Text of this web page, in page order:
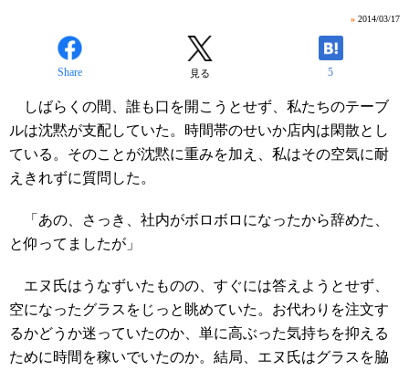
» 2014/03/17
Share 見る 5
しばらくの間、誰も口を開こうとせず、私たちのテーブ
ルは沈黙が支配していた。時間帯のせいか店内は閑散とし
ている。そのことが沈黙に重みを加え、私はその空気に耐
えきれずに質問した。
「あの、さっき、社内がボロボロになったから辞めた、
と仰ってましたが」
エヌ氏はうなずいたものの、すぐには答えようとせず、
空になったグラスをじっと眺めていた。お代わりを注文す
るかどうか迷っていたのか、単に高ぶった気持ちを抑える
ために時間を稼いでいたのか。結局、エヌ氏はグラスを脇